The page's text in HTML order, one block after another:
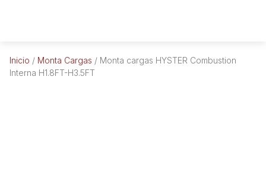
Inicio / Monta Cargas / Monta cargas HYSTER Combustion
Interna H1.8FT-H3.5FT